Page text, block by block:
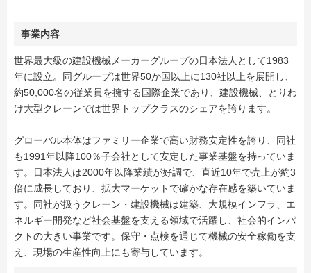
事業内容
世界最大級の建設機械メーカーグループの日本法人として1983
年に設立。同グループは世界50か国以上に130社以上を展開し、
約50,000名の従業員を擁する国際企業であり、建設機械、とりわ
け大型クレーンでは世界トップクラスのシェアを誇ります。
グローバル本体はファミリー企業で高い財務安定性を誇り、同社
も1991年以降100％子会社として安定した事業基盤を持っていま
す。日本法人は2000年以降業績が好調で、直近10年で売上が約3
倍に成長しており、拡大マーケットで確かな存在感を築いていま
す。同社が扱うクレーン・建設機械は建築、大規模インフラ、エ
ネルギー開発など社会基盤を支える領域で活躍し、社会的インパ
クトの大きい事業です。保守・点検を通じて機械の安全稼働を支
え、現場の生産性向上にも寄与しています。